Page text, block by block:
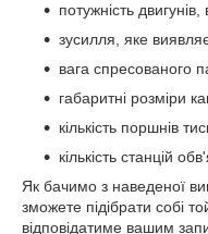
потужність
зусилля, яке
вага спресованого
габаритні розміри
кількість поршнів
кількість станцій
Як бачимо з наведеної
зможете підібрати собі
відповідатиме вашим